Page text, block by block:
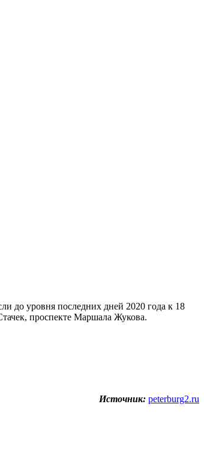
до уровня последних дней 2020 года к 18
проспекте Маршала Жукова.
Источник: peterburg2.ru